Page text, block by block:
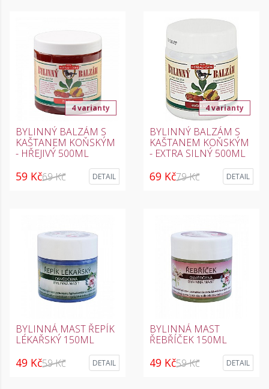
4 varianty
BYLINNÝ BALZÁM S
KAŠTANEM KOŇSKÝM
- HŘEJIVÝ 500ML
59 Kč69 Kč DETAIL
4 varianty
BYLINNÝ BALZÁM S
KAŠTANEM KOŇSKÝM
- EXTRA SILNÝ 500ML
69 Kč79 Kč DETAIL
BYLINNÁ MAST ŘEPÍK
LÉKAŘSKÝ 150ML
49 Kč59 Kč DETAIL
BYLINNÁ MAST
ŘEBŘÍČEK 150ML
49 Kč59 Kč DETAIL